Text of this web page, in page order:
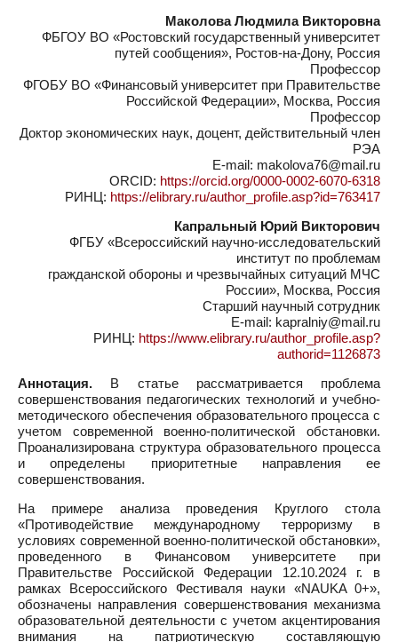
Маколова Людмила Викторовна
ФБГОУ ВО «Ростовский государственный университет
путей сообщения», Ростов-на-Дону, Россия
Профессор
ФГОБУ ВО «Финансовый университет при Правительстве
Российской Федерации», Москва, Россия
Профессор
Доктор экономических наук, доцент, действительный член
РЭА
Е-mail: makolova76@mail.ru
ORCID: https://orcid.org/0000-0002-6070-6318
РИНЦ: https://elibrary.ru/author_profile.asp?id=763417
Капральный Юрий Викторович
ФГБУ «Всероссийский научно-исследовательский
институт по проблемам
гражданской обороны и чрезвычайных ситуаций МЧС
России», Москва, Россия
Старший научный сотрудник
Е-mail: kapralniy@mail.ru
РИНЦ: https://www.elibrary.ru/author_profile.asp?
authorid=1126873
Аннотация. В статье рассматривается проблема
совершенствования педагогических технологий и учебно-
методического обеспечения образовательного процесса с
учетом современной военно-политической обстановки.
Проанализирована структура образовательного процесса
и определены приоритетные направления ее
совершенствования.
На примере анализа проведения Круглого стола
«Противодействие международному терроризму в
условиях современной военно-политической обстановки»,
проведенного в Финансовом университете при
Правительстве Российской Федерации 12.10.2024 г. в
рамках Всероссийского Фестиваля науки «NAUKA 0+»,
обозначены направления совершенствования механизма
образовательной деятельности с учетом акцентирования
внимания на патриотическую составляющую